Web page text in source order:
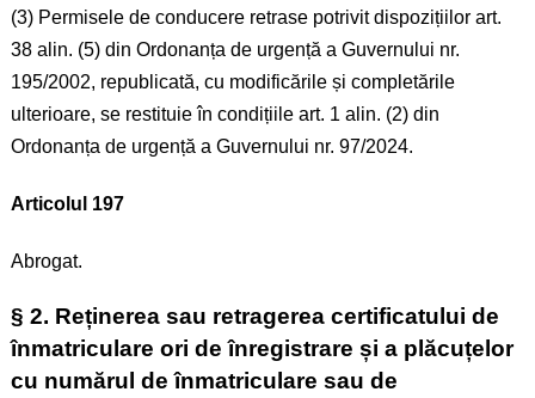
(3) Permisele de conducere retrase potrivit dispozițiilor art.
38 alin. (5) din Ordonanța de urgență a Guvernului nr.
195/2002, republicată, cu modificările și completările
ulterioare, se restituie în condițiile art. 1 alin. (2) din
Ordonanța de urgență a Guvernului nr. 97/2024.
Articolul 197
Abrogat.
§ 2. Reținerea sau retragerea certificatului de
înmatriculare ori de înregistrare și a plăcuțelor
cu numărul de înmatriculare sau de